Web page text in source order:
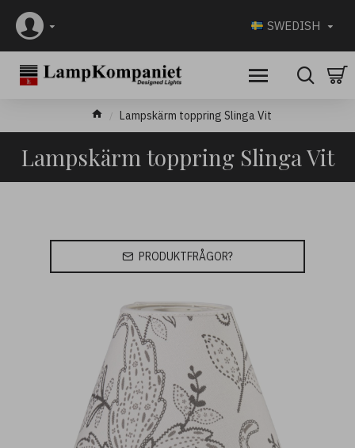
SWEDISH
Lampskärm toppring Slinga Vit
Lampskärm toppring Slinga Vit
PRODUKTFRÅGOR?